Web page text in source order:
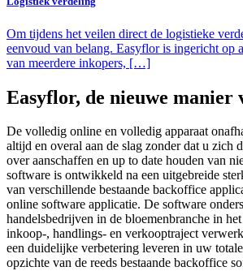
Om tijdens het veilen direct de logistieke
eenvoud van belang. Easyflor is ingericht op
van meerdere inkopers, […]
Easyflor, de nieuwe manier
De volledig online en volledig apparaat
altijd en overal aan de slag zonder dat u zich
over aanschaffen en up to date houden van
software is ontwikkeld na een uitgebreide
van verschillende bestaande backoffice
online software applicatie. De software
handelsbedrijven in de bloemenbranche in
inkoop-, handlings- en verkooptraject
een duidelijke verbetering leveren in uw
opzichte van de reeds bestaande backoffice